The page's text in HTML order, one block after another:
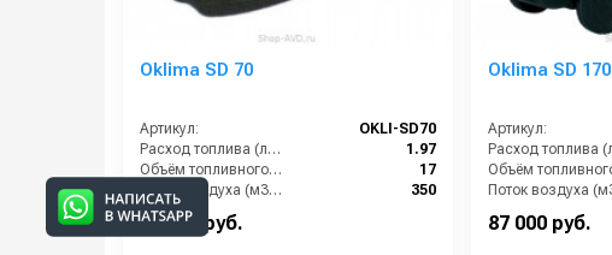
Oklima SD 70
Артикул:
OKLI-SD70
Расход топлива (л/ч):
1.97
Объём топливного бака (л):
17
Поток воздуха (м3/час):
350
52 000 руб.
Oklima SD 170
Артикул:
87 000 руб.